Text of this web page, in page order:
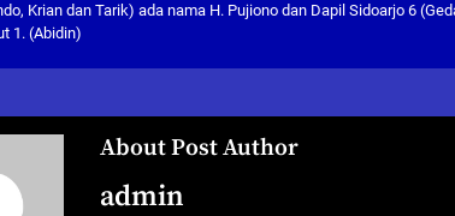
Krian dan Tarik) ada nama H. Pujiono dan Dapil Sidoarjo 6
1. (Abidin)
About Post Author
admin